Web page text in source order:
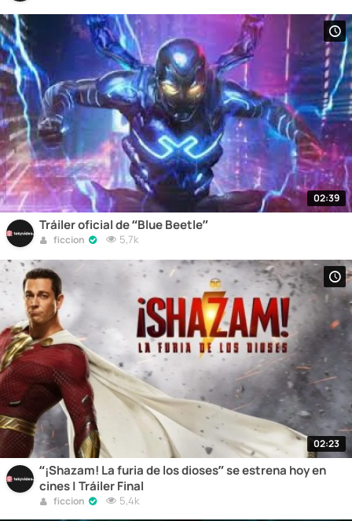
02:39
Tráiler oficial de “Blue Beetle”
ficcion 5,7k
02:23
“¡Shazam! La furia de los dioses” se estrena hoy en
cines | Tráiler Final
ficcion 5,4k